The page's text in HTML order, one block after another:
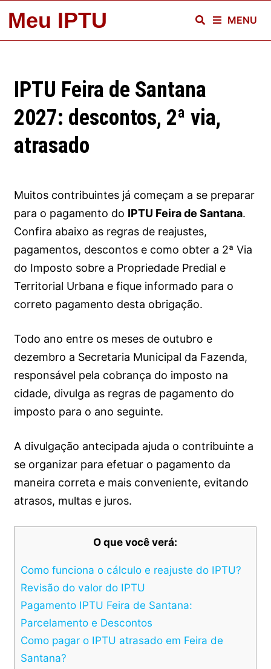
content
Meu IPTU MENU
IPTU Feira de Santana
2027: descontos, 2ª via,
atrasado
Muitos contribuintes já começam a se preparar
para o pagamento do IPTU Feira de Santana.
Confira abaixo as regras de reajustes,
pagamentos, descontos e como obter a 2ª Via
do Imposto sobre a Propriedade Predial e
Territorial Urbana e fique informado para o
correto pagamento desta obrigação.
Todo ano entre os meses de outubro e
dezembro a Secretaria Municipal da Fazenda,
responsável pela cobrança do imposto na
cidade, divulga as regras de pagamento do
imposto para o ano seguinte.
A divulgação antecipada ajuda o contribuinte a
se organizar para efetuar o pagamento da
maneira correta e mais conveniente, evitando
atrasos, multas e juros.
O que você verá:
Como funciona o cálculo e reajuste do IPTU?
Revisão do valor do IPTU
Pagamento IPTU Feira de Santana:
Parcelamento e Descontos
Como pagar o IPTU atrasado em Feira de
Santana?